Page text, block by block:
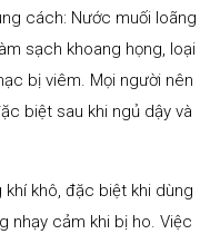
cách: Nước muối loãng
sạch khoang họng, loại
bị viêm. Mọi người nên
biệt sau khi ngủ dậy và
khô, đặc biệt khi dùng
nhạy cảm khi bị ho. Việc